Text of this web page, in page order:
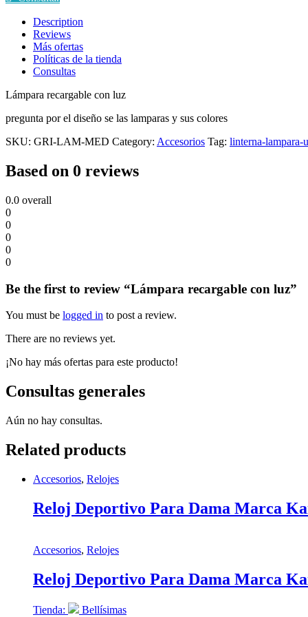
quantity
Description
Reviews
Más ofertas
Políticas de la tienda
Consultas
Lámpara recargable con luz
pregunta por el diseño se las lamparas y sus colores
SKU: GRI-LAM-MED Category: Accesorios Tag: linterna-lampara-
Based on 0 reviews
0.0 overall
0
0
0
0
0
Be the first to review “Lámpara recargable con luz”
You must be logged in to post a review.
There are no reviews yet.
¡No hay más ofertas para este producto!
Consultas generales
Aún no hay consultas.
Related products
Accesorios, Relojes
Reloj Deportivo Para Dama Marca
Accesorios, Relojes
Reloj Deportivo Para Dama Marca
Tienda:
Bellísimas